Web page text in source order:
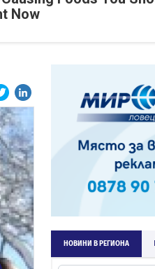
Now
НОВИНИ В РЕГИОНА